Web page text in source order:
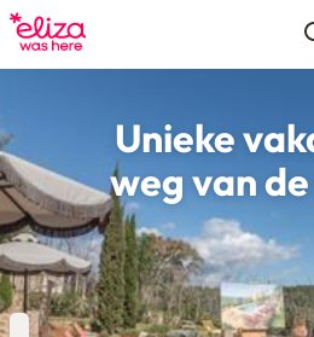
Unieke
weg van